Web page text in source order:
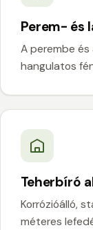
Perem- és
A perembe
hangulatos
Teherbíró
Korrózióálló,
méteres